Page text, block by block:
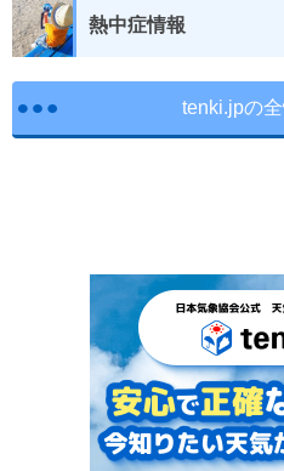
熱中症情報
tenki.jpの